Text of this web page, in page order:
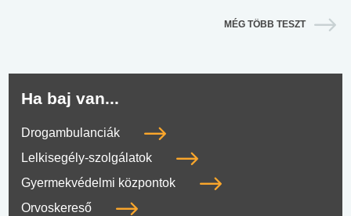
MÉG TÖBB TESZT
Ha baj van...
Drogambulanciák
Lelkisegély-szolgálatok
Gyermekvédelmi központok
Orvoskereső